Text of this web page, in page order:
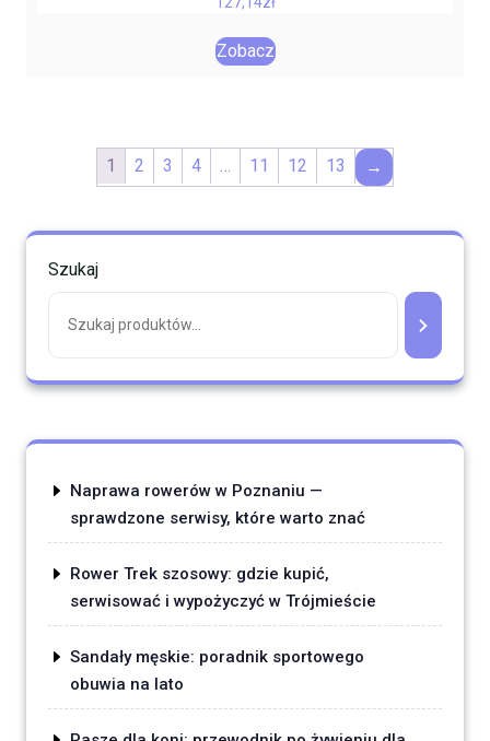
Zobacz
1 2 3 4 … 11 12 13 →
Szukaj
Naprawa rowerów w Poznaniu —
sprawdzone serwisy, które warto znać
Rower Trek szosowy: gdzie kupić,
serwisować i wypożyczyć w Trójmieście
Sandały męskie: poradnik sportowego
obuwia na lato